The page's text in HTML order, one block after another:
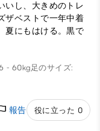
いし、大きめのトレ
ザベストで一年中着
夏にもはける。黒で
- 60kg足のサイズ:
報告 役に立った 0